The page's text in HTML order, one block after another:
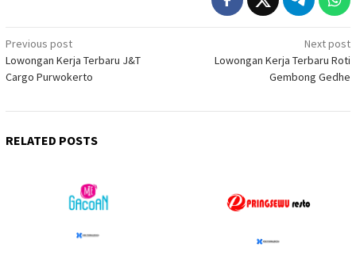
Post
navigation
Previous post
Lowongan Kerja Terbaru J&T
Cargo Purwokerto
Next post
Lowongan Kerja Terbaru Roti
Gembong Gedhe
RELATED POSTS